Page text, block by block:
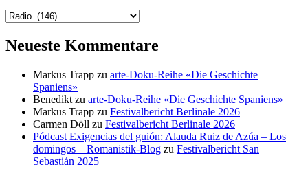
Kategorien
Neueste Kommentare
Markus Trapp zu arte-Doku-Reihe «Die Geschichte
Spaniens»
Benedikt zu arte-Doku-Reihe «Die Geschichte Spaniens»
Markus Trapp zu Festivalbericht Berlinale 2026
Carmen Döll zu Festivalbericht Berlinale 2026
Pódcast Exigencias del guión: Alauda Ruiz de Azúa – Los
domingos – Romanistik-Blog zu Festivalbericht San
Sebastián 2025